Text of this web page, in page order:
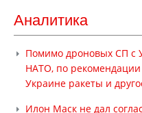
Аналитика
Помимо дроновых СП с
НАТО, по рекомендации
Украине ракеты и
Илон Маск не дал